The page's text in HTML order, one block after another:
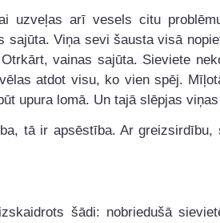
uzveļas arī vesels citu
sajūta. Viņa sevi šausta visā
vainas sajūta. Sieviete
atdot visu, ko vien spēj.
upura lomā. Un tajā slēpjas
tā ir apsēstība. Ar greizsirdību,
šādi: nobriedušā